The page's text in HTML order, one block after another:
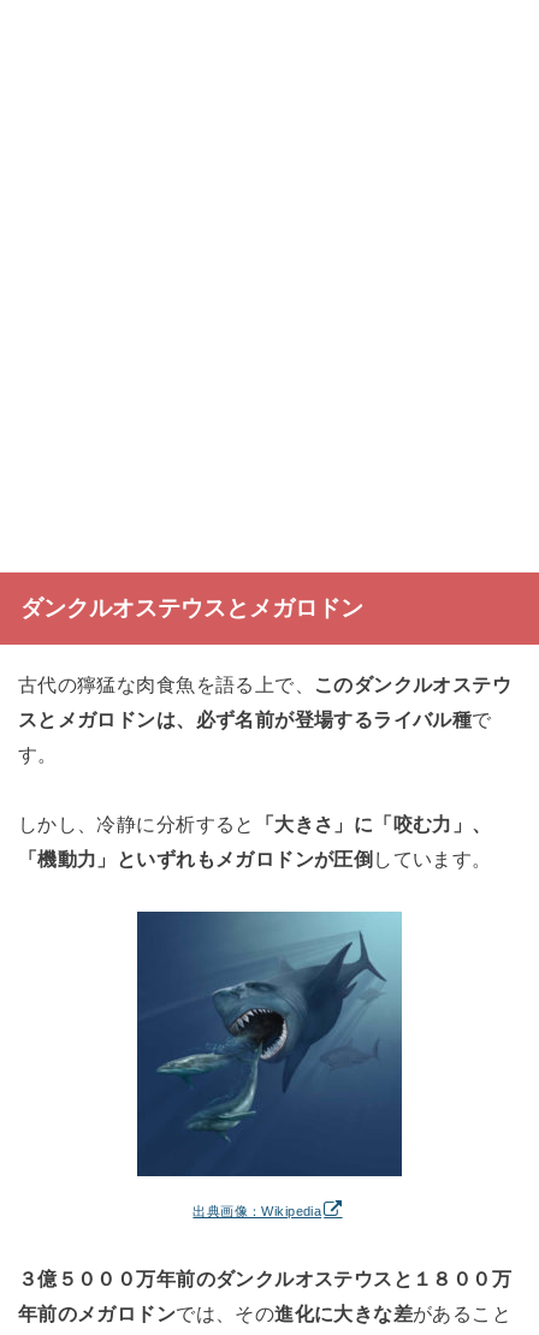
ダンクルオステウスとメガロドン
古代の獰猛な肉食魚を語る上で、
このダンクルオステウ
スとメガロドンは、必ず名前が登場するライバル種で
す。
しかし、冷静に分析すると
「大きさ」に「咬む力」、
「機動力」といずれもメガロドンが圧倒 しています。
出典画像：Wikipedia
３億５０００万年前のダンクルオステウスと１８００万
年前のメガロドンでは、その進化に大きな差があること